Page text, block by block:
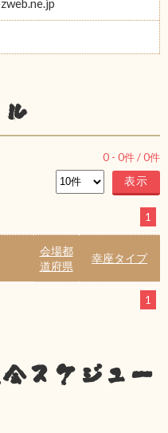
0 - 0件 /0件
1
会場都
道府県
幸座タイプ
1
スケジュー